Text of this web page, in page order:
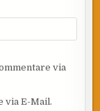
via
via E-Mail.